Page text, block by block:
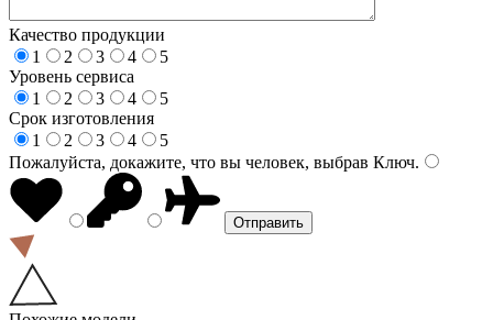
Качество продукции
1
2 3 4
5
Уровень сервиса
1
2 3 4
5
Срок изготовления
1
2 3 4
5
Пожалуйста, докажите, что вы человек, выбрав Ключ.